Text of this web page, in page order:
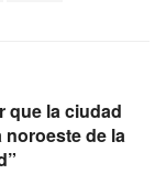
que la ciudad
noroeste de la